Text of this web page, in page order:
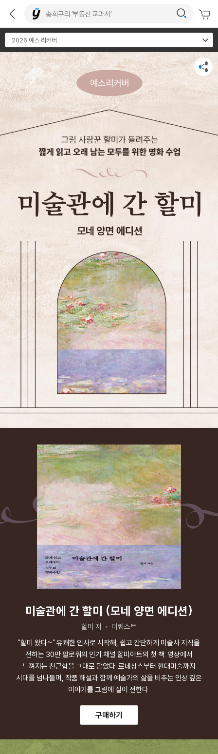
미술관에 간 할미 (모네 양면 에디션)
할미 저
더퀘스트
"할미 왔다~" 유쾌한 인사로 시작해, 쉽고 간단하게 미술사 지식을
전하는 30만 팔로워의 인기 채널 할미아트의 첫 책. 영상에서
느껴지는 친근함을 그대로 담았다. 르네상스부터 현대미술까지
시대를 넘나들며, 작품 해설과 함께 예술가의 삶을 비추는 인상 깊은
이야기를 그림에 실어 전한다.
구매하기